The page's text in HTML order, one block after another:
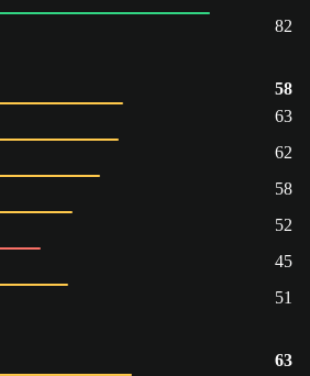
82
58
63
62
58
52
45
51
63